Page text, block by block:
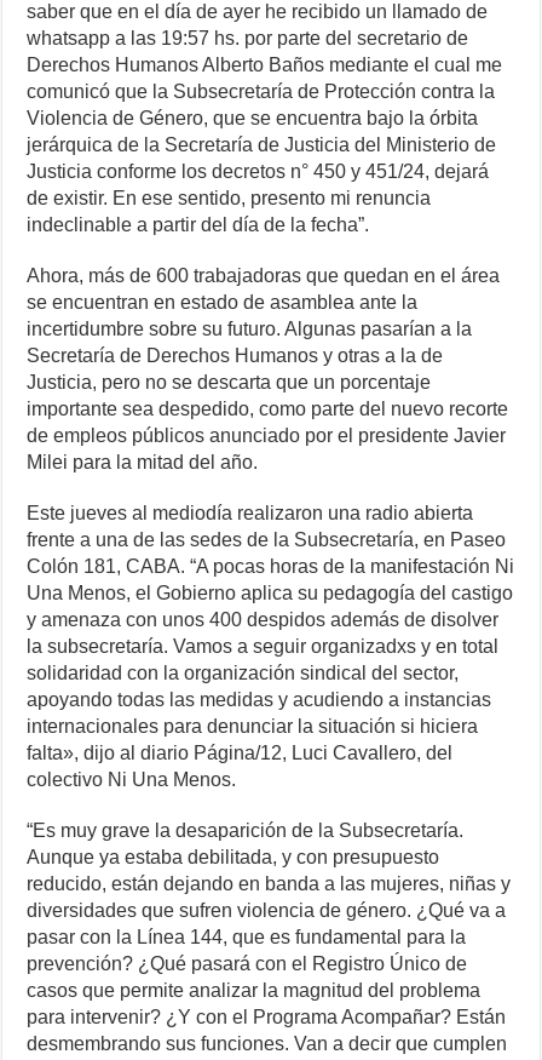
saber que en el día de ayer he recibido un llamado de
whatsapp a las 19:57 hs. por parte del secretario de
Derechos Humanos Alberto Baños mediante el cual me
comunicó que la Subsecretaría de Protección contra la
Violencia de Género, que se encuentra bajo la órbita
jerárquica de la Secretaría de Justicia del Ministerio de
Justicia conforme los decretos n° 450 y 451/24, dejará
de existir. En ese sentido, presento mi renuncia
indeclinable a partir del día de la fecha”.
Ahora, más de 600 trabajadoras que quedan en el área
se encuentran en estado de asamblea ante la
incertidumbre sobre su futuro. Algunas pasarían a la
Secretaría de Derechos Humanos y otras a la de
Justicia, pero no se descarta que un porcentaje
importante sea despedido, como parte del nuevo recorte
de empleos públicos anunciado por el presidente Javier
Milei para la mitad del año.
Este jueves al mediodía realizaron una radio abierta
frente a una de las sedes de la Subsecretaría, en Paseo
Colón 181, CABA. “A pocas horas de la manifestación Ni
Una Menos, el Gobierno aplica su pedagogía del castigo
y amenaza con unos 400 despidos además de disolver
la subsecretaría. Vamos a seguir organizadxs y en total
solidaridad con la organización sindical del sector,
apoyando todas las medidas y acudiendo a instancias
internacionales para denunciar la situación si hiciera
falta», dijo al diario Página/12, Luci Cavallero, del
colectivo Ni Una Menos.
“Es muy grave la desaparición de la Subsecretaría.
Aunque ya estaba debilitada, y con presupuesto
reducido, están dejando en banda a las mujeres, niñas y
diversidades que sufren violencia de género. ¿Qué va a
pasar con la Línea 144, que es fundamental para la
prevención? ¿Qué pasará con el Registro Único de
casos que permite analizar la magnitud del problema
para intervenir? ¿Y con el Programa Acompañar? Están
desmembrando sus funciones. Van a decir que cumplen